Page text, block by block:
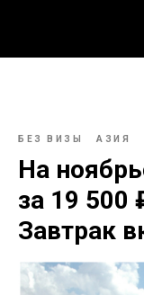
БЕЗ ВИЗЫ АЗИЯ
На
за 19 500
Завтрак